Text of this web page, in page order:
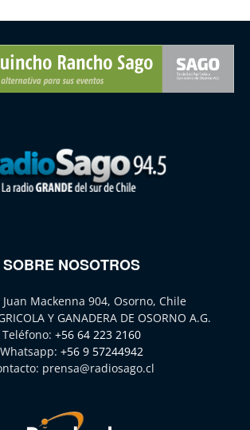
SOBRE NOSOTROS
Mackenna 904, Osorno, Chile
Y GANADERA DE OSORNO A.G.
Teléfono: +56 64 223 2160
Whatsapp: +56 9 57244942
prensa@radiosago.cl